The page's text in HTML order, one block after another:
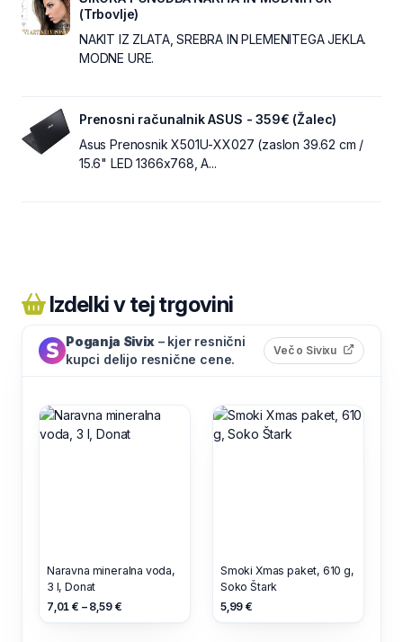
(Trbovlje)
NAKIT IZ ZLATA, SREBRA IN PLEMENITEGA JEKLA.
MODNE URE.
Prenosni računalnik ASUS - 359€ (Žalec)
Asus Prenosnik X501U-XX027 (zaslon 39.62 cm /
15.6" LED 1366x768, A...
Izdelki v tej trgovini
Poganja Sivix – kjer resnični
kupci delijo resnične cene.
Več o Sivixu (odpre
Naravna mineralna voda,
3 l, Donat
7,01 € – 8,59 €
Smoki Xmas paket, 610 g,
Soko Štark
5,99 €